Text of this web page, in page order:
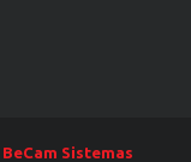
BeCam Sistemas